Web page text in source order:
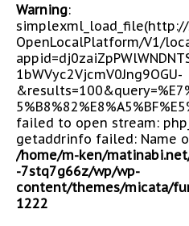
Warning:
OpenLocalPlatform/V1/
1bWVyc2VjcmV0Jng9OGU-
failed to open stream:
getaddrinfo failed: Name
/home/m-ken/
-7stq7g66z/wp/wp-
content/themes/micata/
1222